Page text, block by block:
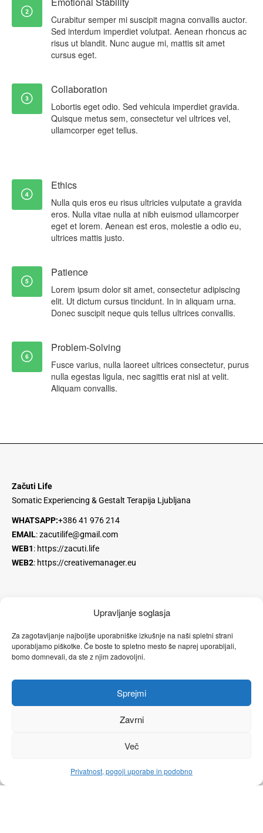
Upravljanje soglasja
Za zagotavljanje najboljše uporabniške izkušnje na naši spletni strani
uporabljamo piškotke. Če boste to spletno mesto še naprej uporabljali,
bomo domnevali, da ste z njim zadovoljni.
Sprejmi
Zavrni
Več
Privatnost, pogoji uporabe in podobno
Curabitur semper mi suscipit magna convallis auctor.
Sed interdum imperdiet volutpat. Aenean rhoncus ac
risus ut blandit. Nunc augue mi, mattis sit amet
cursus eget.
Collaboration
Lobortis eget odio. Sed vehicula imperdiet gravida.
Quisque metus sem, consectetur vel ultrices vel,
ullamcorper eget tellus.
Ethics
Nulla quis eros eu risus ultricies vulputate a gravida
eros. Nulla vitae nulla at nibh euismod ullamcorper
eget et lorem. Aenean est eros, molestie a odio eu,
ultrices mattis justo.
Patience
Lorem ipsum dolor sit amet, consectetur adipiscing
elit. Ut dictum cursus tincidunt. In in aliquam urna.
Donec suscipit neque quis tellus ultrices convallis.
Problem-Solving
Fusce varius, nulla laoreet ultrices consectetur, purus
nulla egestas ligula, nec sagittis erat nisl at velit.
Aliquam convallis.
Začuti Life
Somatic Experiencing & Gestalt Terapija Ljubljana
WHATSAPP:+386 41 976 214
EMAIL:zacutilife@gmail.com
WEB1: https://zacuti.life
WEB2: https://creativemanager.eu
Instagram YouTube Facebook stran
Linkedin Facebook profil
SOMATIC EXPERIENCING
POGOJI POSLOVANJA